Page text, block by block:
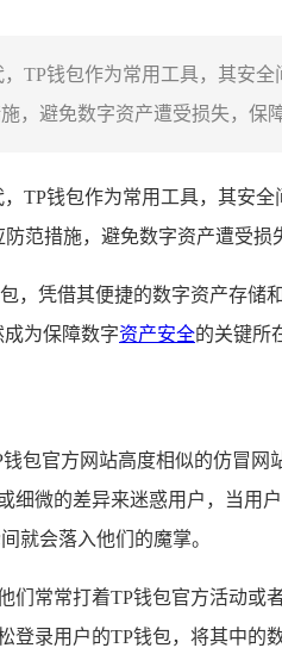
TP钱包作为常用工具，其安
，避免数字资产遭受损失，保
TP钱包作为常用工具，其安
范措施，避免数字资产遭受损
，凭借其便捷的数字资产存储
为保障数字资产安全的关键所
包官方网站高度相似的仿冒
微的差异来迷惑用户，当用
就会落入他们的魔掌。
常常打着TP钱包官方活动
录用户的TP钱包，将其中